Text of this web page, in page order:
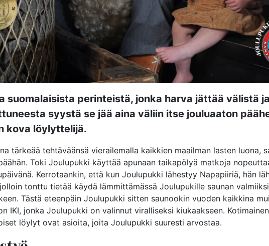
suomalaisista perinteistä, jonka harva jättää välistä
syystä se jää aina väliin itse jouluaaton
kova löylyttelijä.
tärkeää tehtäväänsä vierailemalla kaikkien maailman lasten luona,
Toki Joulupukki käyttää apunaan taikapölyä matkoja
Kerrotaankin, että kun Joulupukki lähestyy Napapiiriä, hän
tonttu tietää käydä lämmittämässä Joulupukille saunan
Tästä eteenpäin Joulupukki sitten saunookin vuoden kaikkina
IKI, jonka Joulupukki on valinnut viralliseksi kiukaakseen.
löylyt ovat asioita, joita Joulupukki suuresti arvostaa.